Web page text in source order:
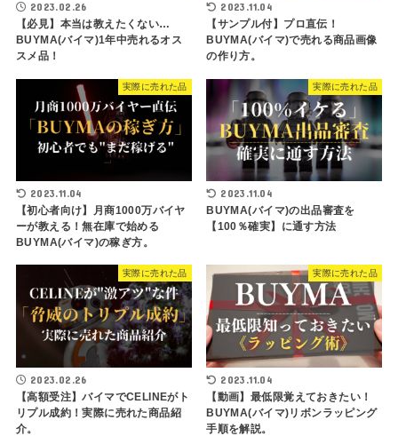
2023.02.26
【必見】本当は教えたくない…
BUYMA(バイマ)1年中売れるオス
スメ品！
2023.11.04
【サンプル付】プロ直伝！
BUYMA(バイマ)で売れる商品画像
の作り方。
実際に売れた品
2023.11.04
【初心者向け】月商1000万バイヤ
ーが教える！無在庫で始める
BUYMA(バイマ)の稼ぎ方。
実際に売れた品
2023.11.04
BUYMA(バイマ)の出品審査を
【100％確実】に通す方法
実際に売れた品
2023.02.26
【高額受注】バイマでCELINEがト
リプル成約！実際に売れた商品紹
介。
実際に売れた品
2023.11.04
【動画】最低限覚えておきたい！
BUYMA(バイマ)リボンラッピング
手順を解説。